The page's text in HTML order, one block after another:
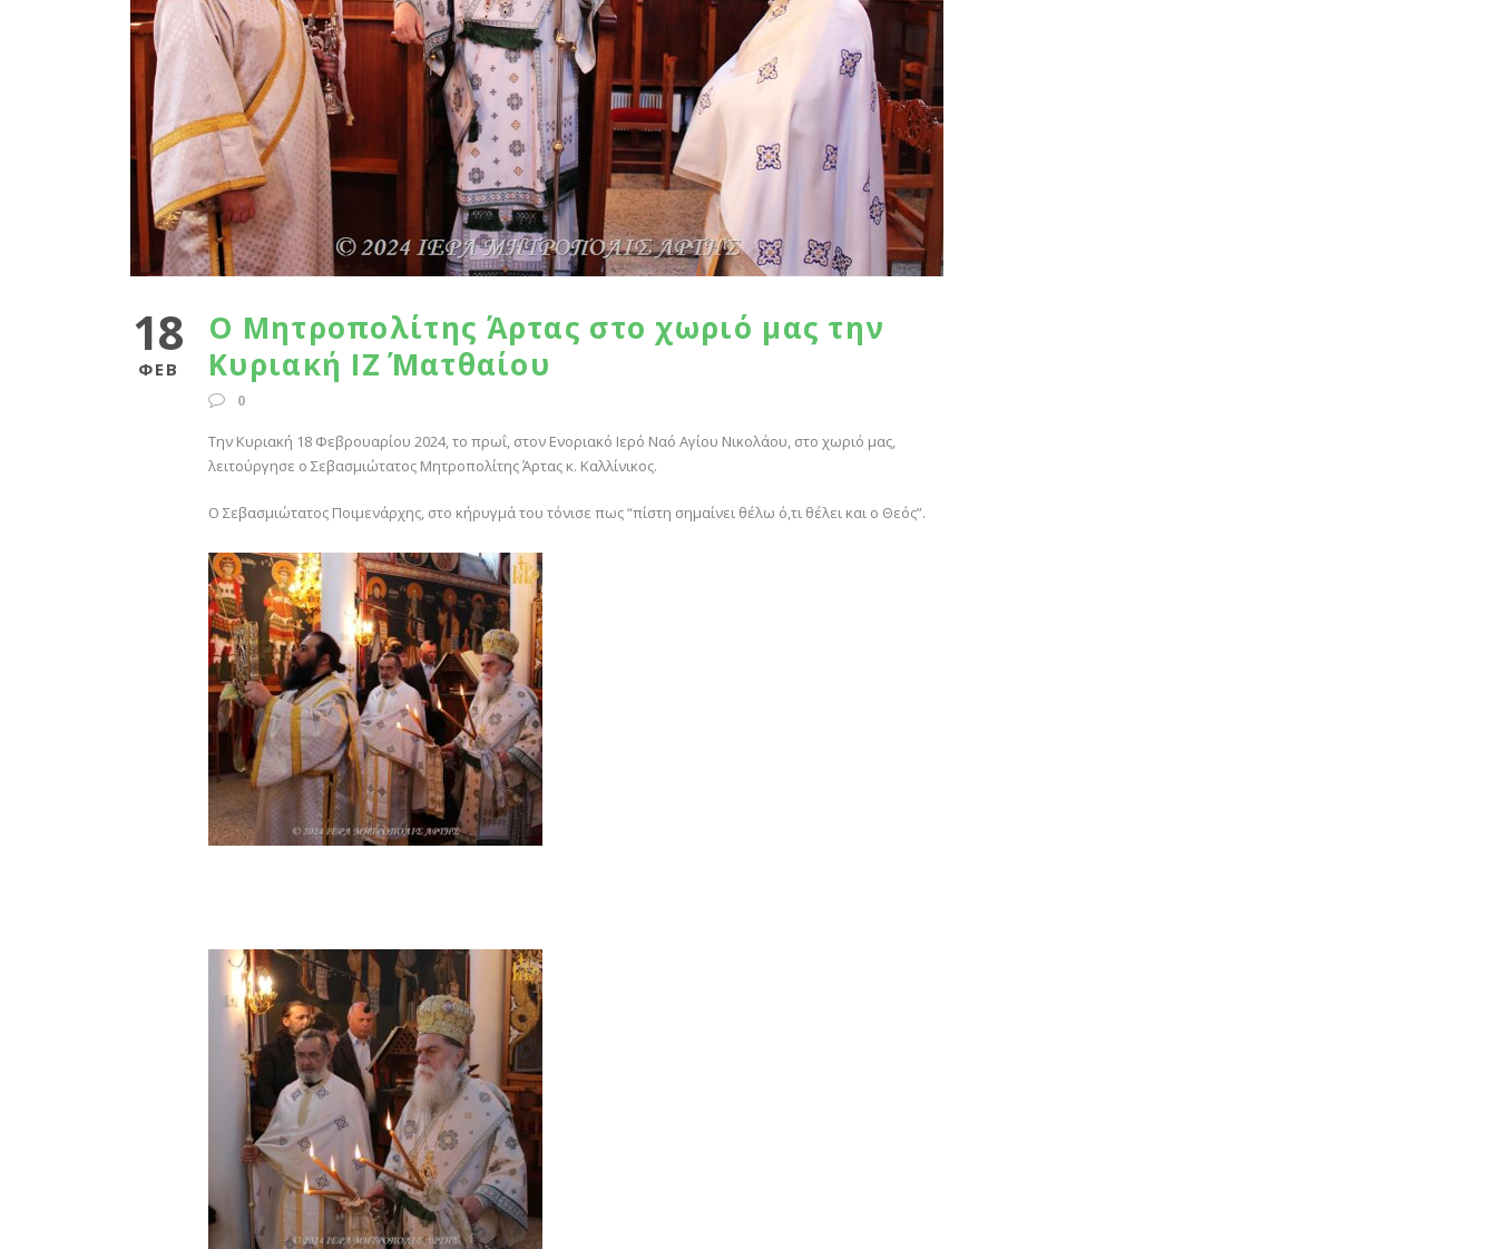
18
ΦΕΒ
Ο Μητροπολίτης Άρτας στο χωριό μας την
Κυριακή ΙΖ΄ Ματθαίου
0
Την Κυριακή 18 Φεβρουαρίου 2024, το πρωΐ, στον Ενοριακό Ιερό Ναό Αγίου Νικολάου, στο χωριό μας,
λειτούργησε ο Σεβασμιώτατος Μητροπολίτης Άρτας κ. Καλλίνικος.
Ο Σεβασμιώτατος Ποιμενάρχης, στο κήρυγμά του τόνισε πως “πίστη σημαίνει θέλω ό,τι θέλει και ο Θεός”.